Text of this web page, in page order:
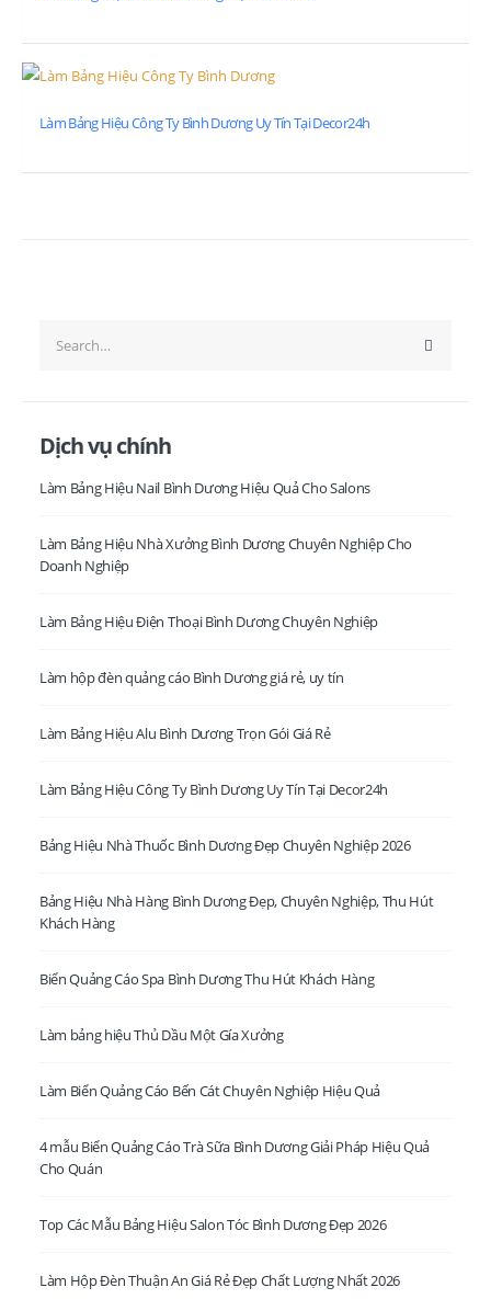
Làm Bảng Hiệu Công Ty Bình Dương Uy Tín Tại Decor24h
Dịch vụ chính
Làm Bảng Hiệu Nail Bình Dương Hiệu Quả Cho Salons
Làm Bảng Hiệu Nhà Xưởng Bình Dương Chuyên Nghiệp Cho
Doanh Nghiệp
Làm Bảng Hiệu Điện Thoại Bình Dương Chuyên Nghiệp
Làm hộp đèn quảng cáo Bình Dương giá rẻ, uy tín
Làm Bảng Hiệu Alu Bình Dương Trọn Gói Giá Rẻ
Làm Bảng Hiệu Công Ty Bình Dương Uy Tín Tại Decor24h
Bảng Hiệu Nhà Thuốc Bình Dương Đẹp Chuyên Nghiệp 2026
Bảng Hiệu Nhà Hàng Bình Dương Đẹp, Chuyên Nghiệp, Thu Hút
Khách Hàng
Biển Quảng Cáo Spa Bình Dương Thu Hút Khách Hàng
Làm bảng hiệu Thủ Dầu Một Gía Xưởng
Làm Biển Quảng Cáo Bến Cát Chuyên Nghiệp Hiệu Quả
4 mẫu Biển Quảng Cáo Trà Sữa Bình Dương Giải Pháp Hiệu Quả
Cho Quán
Top Các Mẫu Bảng Hiệu Salon Tóc Bình Dương Đẹp 2026
Làm Hộp Đèn Thuận An Giá Rẻ Đẹp Chất Lượng Nhất 2026
Văn Phòng: VP: 80 Dương Quảng Hàm, P. 8, Q. Gò Vấp, TP. HCM
Phone: 0931 505 030
LIÊN HỆ VỚI CHÚNG TÔI TẠI BÌNH DƯƠNG
Bình Dương
Phone:0931 505 030